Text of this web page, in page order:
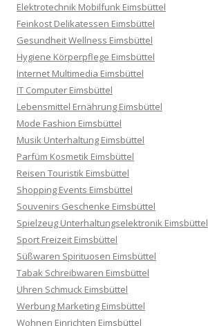
Elektrotechnik Mobilfunk Eimsbüttel
Feinkost Delikatessen Eimsbüttel
Gesundheit Wellness Eimsbüttel
Hygiene Körperpflege Eimsbüttel
Internet Multimedia Eimsbüttel
IT Computer Eimsbüttel
Lebensmittel Ernährung Eimsbüttel
Mode Fashion Eimsbüttel
Musik Unterhaltung Eimsbüttel
Parfüm Kosmetik Eimsbüttel
Reisen Touristik Eimsbüttel
Shopping Events Eimsbüttel
Souvenirs Geschenke Eimsbüttel
Spielzeug Unterhaltungselektronik Eimsbüttel
Sport Freizeit Eimsbüttel
Süßwaren Spirituosen Eimsbüttel
Tabak Schreibwaren Eimsbüttel
Uhren Schmuck Eimsbüttel
Werbung Marketing Eimsbüttel
Wohnen Einrichten Eimsbüttel